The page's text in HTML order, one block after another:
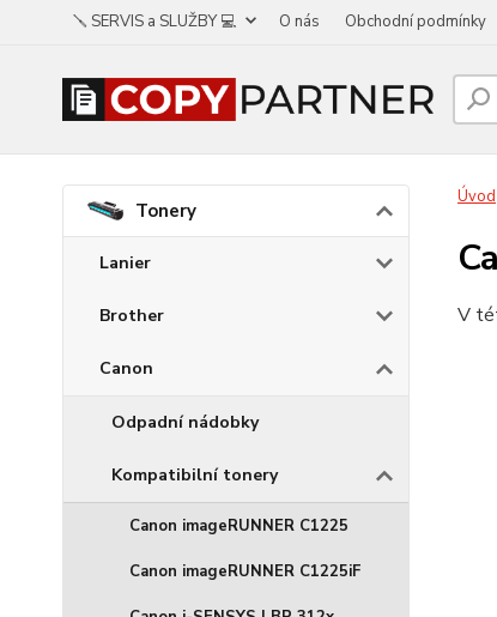
🪛 SERVIS a SLUŽBY 💻 O nás Obchodní podmínky
Tonery
Lanier
Brother
Canon
Odpadní nádobky
Kompatibilní tonery
Canon imageRUNNER C1225
Canon imageRUNNER C1225iF
Úvod
V